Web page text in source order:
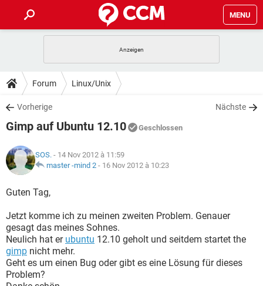
MENU
ANDROID
WINDOWS 10
WHATSAPP TIKTOK
FACEBOOK
TIPPS & TRICKS
SPIELE
WHATSAPP
FACEBOOK
DOWNLOADS
SPIELE STREAMING
ANDROID
WINDOWS 10 INSTAGRAM
WHATSAPP
FORUM
SPIELE
ANDROID
WINDOWS 10
WHATSAPP TIKTOK
FACEBOOK HARDWARE
LEXIKON
SPIELE
WINDOWS 10
WHATSAPP
FACEBOOK HARDWARE
Forum Linux/Unix
Vorherige Nächste
Gimp auf Ubuntu 12.10 Geschlossen
SOS. - 14 Nov 2012 à 11:59
master -mind 2 - 16 Nov 2012 à 10:23
Guten Tag,
Jetzt komme ich zu meinen zweiten Problem. Genauer
gesagt das meines Sohnes.
Neulich hat er ubuntu 12.10 geholt und seitdem startet the
gimp nicht mehr.
Geht es um einen Bug oder gibt es eine Lösung für dieses
Problem?